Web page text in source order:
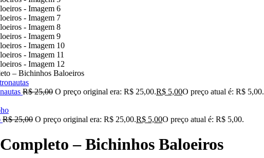
– Bichinhos Baloeiros
R$25,00 O preço original era: R$ 25,00.R$ 5,00O preço atual é: R$ 5,00.
R$25,00 O preço original era: R$ 25,00.R$ 5,00O preço atual é: R$ 5,00.
– Bichinhos Baloeiros